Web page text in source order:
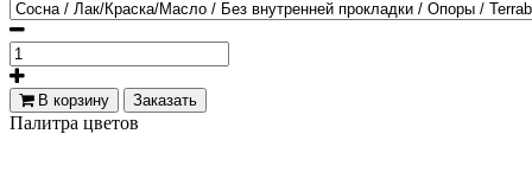
В корзину Заказать
Палитра цветов